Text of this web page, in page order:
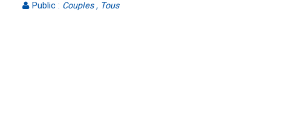
Public : Couples , Tous